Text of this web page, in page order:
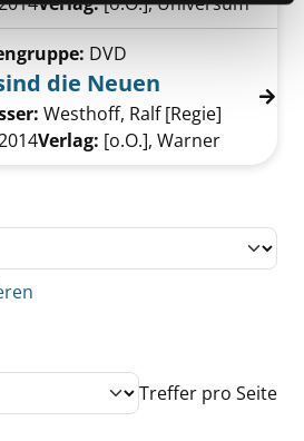
Details von Wir sind die Neuen
DVD
die Neuen
Westhoff, Ralf [Regie]
Verlag: [o.O.], Warner
Treffer pro Seite